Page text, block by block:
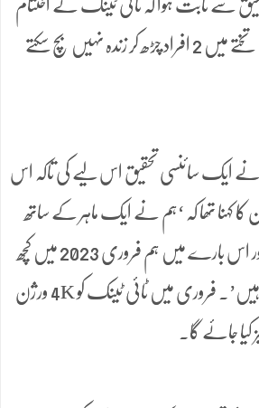
سے ثابت ہوا کہ ٹائی ٹینک کے اختتام
پر دکھائے جانے والے تختے میں 2 افراد چڑھ کر زندہ نہیں بچ سکتے
نے ایک سائنسی تحقیق اس لیے کی تاکہ اس
کہنا تھا کہ ‘ہم نے ایک ماہر کے ساتھ
باقاعدہ فرانزک تجزیہ کیا اور اس بارے میں ہم فروری 2023 میں کچھ
خاص ریلیز کرنے والے ہیں’۔ فروری میں ٹائی ٹینک کو 4K ورژن
کیا جائے گا۔